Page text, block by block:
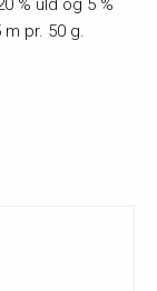
% uld og 5 %
pr. 50 g.